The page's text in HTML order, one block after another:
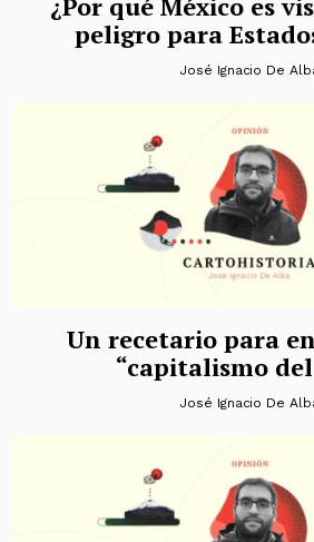
peligro para
José Ignacio De
Un recetario para
“capitalismo del
José Ignacio De